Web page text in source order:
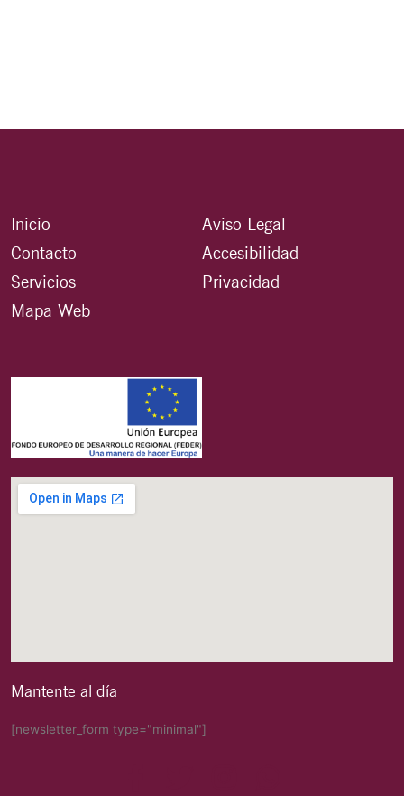
Inicio
Contacto
Servicios
Mapa Web
Aviso Legal
Accesibilidad
Privacidad
Mantente al día
[newsletter_form type="minimal"]